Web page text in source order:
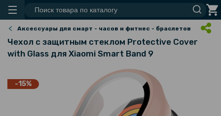
Аксессуары для смарт - часов и фитнес - браслетов
Чехол с защитным стеклом Protective Cover
with Glass для Xiaomi Smart Band 9
-15%